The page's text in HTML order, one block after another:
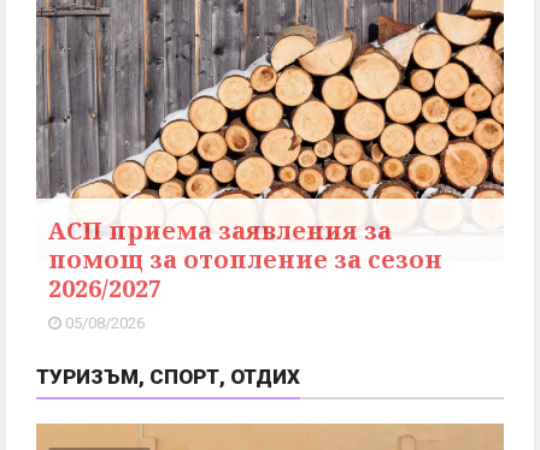
АСП приема заявления за
помощ за отопление за сезон
2026/2027
05/08/2026
ТУРИЗЪМ, СПОРТ, ОТДИХ